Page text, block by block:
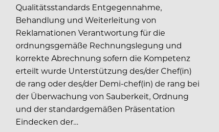
Qualitätsstandards Entgegennahme,
Behandlung und Weiterleitung von
Reklamationen Verantwortung für die
ordnungsgemäße Rechnungslegung und
korrekte Abrechnung sofern die Kompetenz
erteilt wurde Unterstützung des/der Chef(in)
de rang oder des/der Demi-chef(in) de rang bei
der Überwachung von Sauberkeit, Ordnung
und der standardgemäßen Präsentation
Eindecken der…